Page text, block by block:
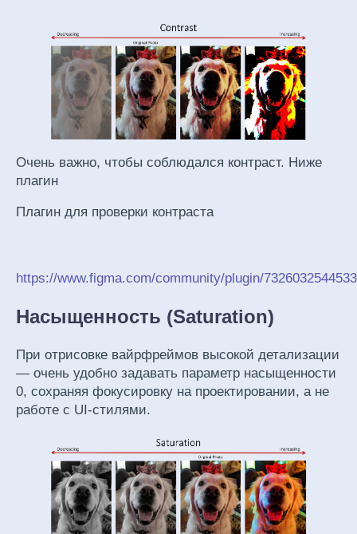
Очень важно, чтобы соблюдался контраст. Ниже
плагин
Плагин для проверки контраста
https://www.figma.com/community/plugin/
Насыщенность (Saturation)
При отрисовке вайрфреймов высокой детализации
— очень удобно задавать параметр насыщенности
0, сохраняя фокусировку на проектировании, а не
работе с UI-стилями.